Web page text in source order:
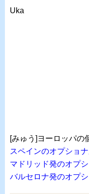
Uka
[みゅう]ヨーロッパの
スペインのオプショ
マドリッド発のオプ
バルセロナ発のオプ